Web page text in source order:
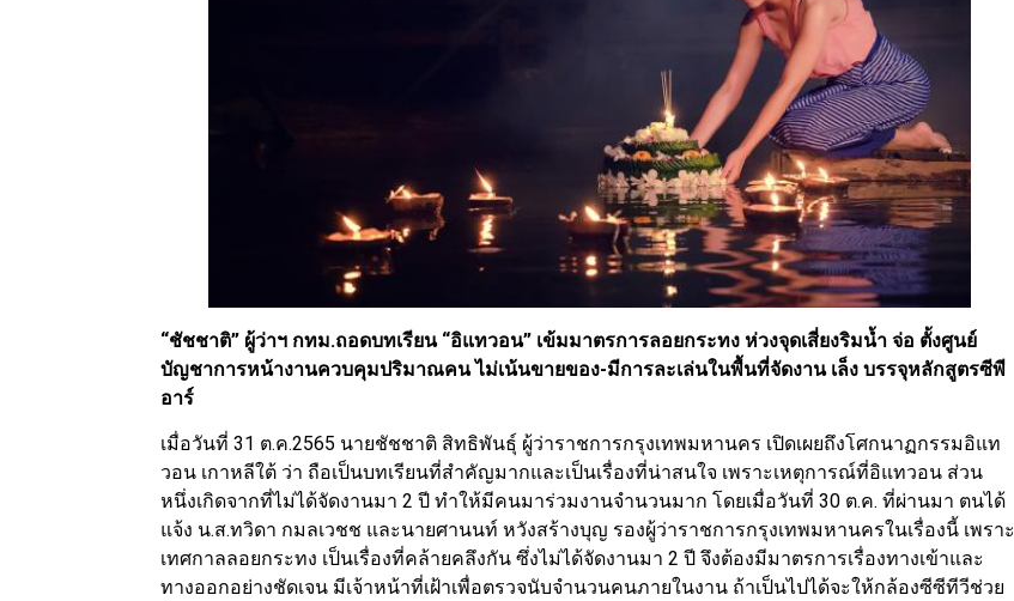
“ชัชชาติ” ผู้ว่าฯ กทม.ถอดบทเรียน “อิแทวอน” เข้มมาตรการลอยกระทง ห่วงจุดเสี่ยงริมน้ำ จ่อ ตั้งศูนย์
บัญชาการหน้างานควบคุมปริมาณคน ไม่เน้นขายของ-มีการละเล่นในพื้นที่จัดงาน เล็ง บรรจุหลักสูตรซีพี
อาร์
เมื่อวันที่ 31 ต.ค.2565 นายชัชชาติ สิทธิพันธุ์ ผู้ว่าราชการกรุงเทพมหานคร เปิดเผยถึงโศกนาฏกรรมอิแท
วอน เกาหลีใต้ ว่า ถือเป็นบทเรียนที่สำคัญมากและเป็นเรื่องที่น่าสนใจ เพราะเหตุการณ์ที่อิแทวอน ส่วน
หนึ่งเกิดจากที่ไม่ได้จัดงานมา 2 ปี ทำให้มีคนมาร่วมงานจำนวนมาก โดยเมื่อวันที่ 30 ต.ค. ที่ผ่านมา ตนได้
แจ้ง น.ส.ทวิดา กมลเวชช และนายศานนท์ หวังสร้างบุญ รองผู้ว่าราชการกรุงเทพมหานครในเรื่องนี้ เพราะ
เทศกาลลอยกระทง เป็นเรื่องที่คล้ายคลึงกัน ซึ่งไม่ได้จัดงานมา 2 ปี จึงต้องมีมาตรการเรื่องทางเข้าและ
ทางออกอย่างชัดเจน มีเจ้าหน้าที่เฝ้าเพื่อตรวจนับจำนวนคนภายในงาน ถ้าเป็นไปได้จะให้กล้องซีซีทีวีช่วย